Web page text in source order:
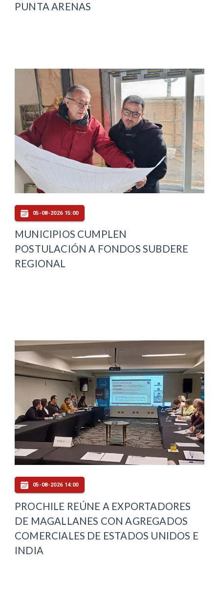
PUNTA ARENAS
05-08-2026 15:00
MUNICIPIOS CUMPLEN
POSTULACIÓN A FONDOS SUBDERE
REGIONAL
05-08-2026 14:00
PROCHILE REÚNE A EXPORTADORES
DE MAGALLANES CON AGREGADOS
COMERCIALES DE ESTADOS UNIDOS E
INDIA